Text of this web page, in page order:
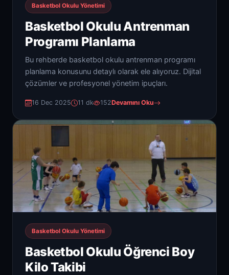
Basketbol Okulu Yönetimi
Basketbol Okulu Antrenman
Programı Planlama
Bu rehberde basketbol okulu antrenman programı
planlama konusunu detaylı olarak ele alıyoruz. Dijital
çözümler ve profesyonel yönetim ipuçları.
16 Dec 2025 11 dk 152Devamını Oku
Basketbol Okulu Yönetimi
Basketbol Okulu Öğrenci Boy
Kilo Takibi